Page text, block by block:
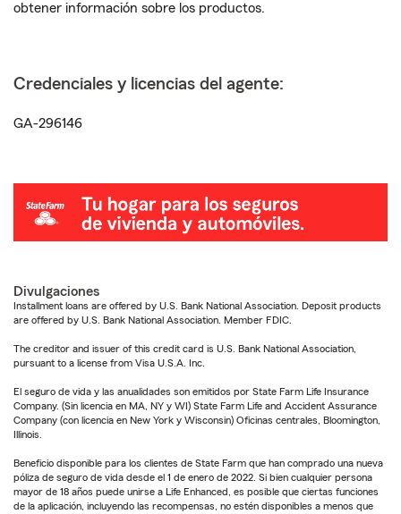
obtener información sobre los productos.
Credenciales y licencias del agente:
GA-296146
Divulgaciones
Installment loans are offered by U.S. Bank National Association. Deposit products
are offered by U.S. Bank National Association. Member FDIC.
The creditor and issuer of this credit card is U.S. Bank National Association,
pursuant to a license from Visa U.S.A. Inc.
El seguro de vida y las anualidades son emitidos por State Farm Life Insurance
Company. (Sin licencia en MA, NY y WI) State Farm Life and Accident Assurance
Company (con licencia en New York y Wisconsin) Oficinas centrales, Bloomington,
Illinois.
Beneficio disponible para los clientes de State Farm que han comprado una nueva
póliza de seguro de vida desde el 1 de enero de 2022. Si bien cualquier persona
mayor de 18 años puede unirse a Life Enhanced, es posible que ciertas funciones
de la aplicación, incluyendo las recompensas, no estén disponibles a menos que